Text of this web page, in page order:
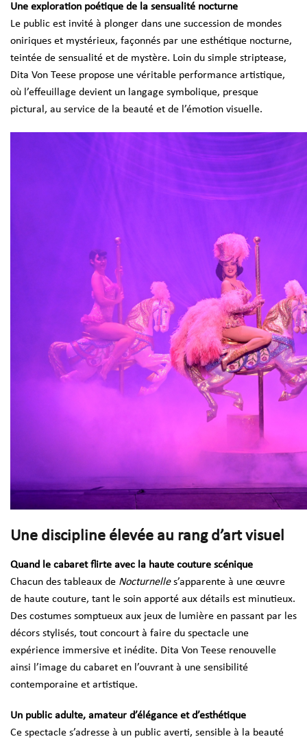
Une exploration poétique de la sensualité nocturne
Le public est invité à plonger dans une succession de mondes
oniriques et mystérieux, façonnés par une esthétique nocturne,
teintée de sensualité et de mystère. Loin du simple striptease,
Dita Von Teese propose une véritable performance artistique,
où l’effeuillage devient un langage symbolique, presque
pictural, au service de la beauté et de l’émotion visuelle.
Une discipline élevée au rang d’art visuel
Quand le cabaret flirte avec la haute couture scénique
Chacun des tableaux de Nocturnelle s’apparente à une œuvre
de haute couture, tant le soin apporté aux détails est minutieux.
Des costumes somptueux aux jeux de lumière en passant par les
décors stylisés, tout concourt à faire du spectacle une
expérience immersive et inédite. Dita Von Teese renouvelle
ainsi l’image du cabaret en l’ouvrant à une sensibilité
contemporaine et artistique.
Un public adulte, amateur d’élégance et d’esthétique
Ce spectacle s’adresse à un public averti, sensible à la beauté